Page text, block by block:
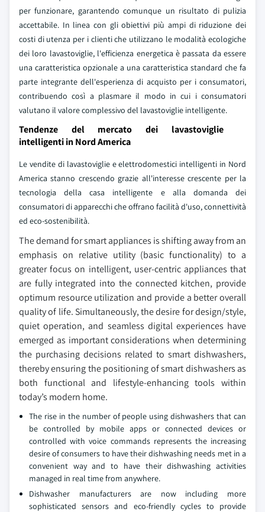
per funzionare, garantendo comunque un risultato di pulizia
accettabile. In linea con gli obiettivi più ampi di riduzione dei
costi di utenza per i clienti che utilizzano le modalità ecologiche
dei loro lavastoviglie, l'efficienza energetica è passata da essere
una caratteristica opzionale a una caratteristica standard che fa
parte integrante dell'esperienza di acquisto per i consumatori,
contribuendo così a plasmare il modo in cui i consumatori
valutano il valore complessivo del lavastoviglie intelligente.
Tendenze del mercato dei lavastoviglie
intelligenti in Nord America
Le vendite di lavastoviglie e elettrodomestici intelligenti in Nord
America stanno crescendo grazie all'interesse crescente per la
tecnologia della casa intelligente e alla domanda dei
consumatori di apparecchi che offrano facilità d'uso, connettività
ed eco-sostenibilità.
The demand for smart appliances is shifting away from an
emphasis on relative utility (basic functionality) to a
greater focus on intelligent, user-centric appliances that
are fully integrated into the connected kitchen, provide
optimum resource utilization and provide a better overall
quality of life. Simultaneously, the desire for design/style,
quiet operation, and seamless digital experiences have
emerged as important considerations when determining
the purchasing decisions related to smart dishwashers,
thereby ensuring the positioning of smart dishwashers as
both functional and lifestyle-enhancing tools within
today’s modern home.
The rise in the number of people using dishwashers that can
be controlled by mobile apps or connected devices or
controlled with voice commands represents the increasing
desire of consumers to have their dishwashing needs met in a
convenient way and to have their dishwashing activities
managed in real time from anywhere.
Dishwasher manufacturers are now including more
sophisticated sensors and eco-friendly cycles to provide